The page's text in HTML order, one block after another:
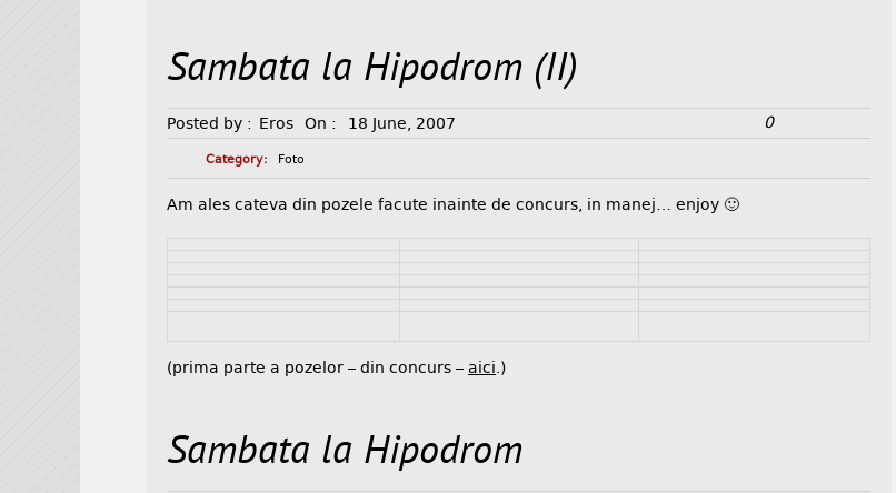
Sambata la Hipodrom (II)
Posted by : Eros On : 18 June, 2007 0
Category: Foto
Am ales cateva din pozele facute inainte de concurs, in manej… enjoy 🙂
(prima parte a pozelor – din concurs –aici .)
Sambata la Hipodrom